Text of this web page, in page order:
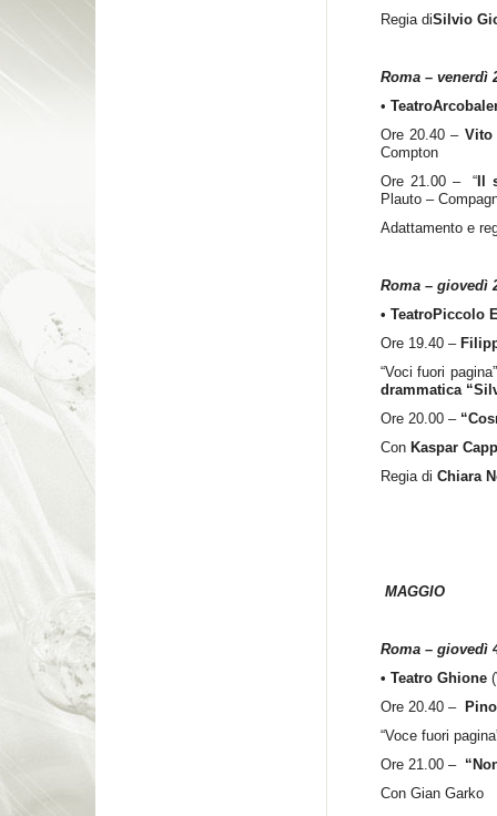
Regia diSilvio
Roma – venerdì
• Teatro
Ore 20.40 – Vito
Compton
Ore 21.00 – “ Il
Plauto –
Adattamento e
Roma – giovedì
• TeatroPiccolo
Ore 19.40 –
“Voci fuori
drammatica
Ore 20.00 –
Con Kaspar
Regia di Chiara
MAGGIO
Roma – giovedì
• Teatro Ghione
Ore 20.40 –
“Voce fuori
Ore 21.00 –
Con Gian Garko